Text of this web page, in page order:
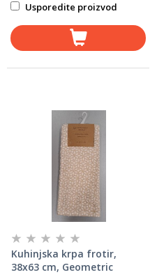
Usporedite proizvod
Kuhinjska krpa frotir,
38x63 cm, Geometric